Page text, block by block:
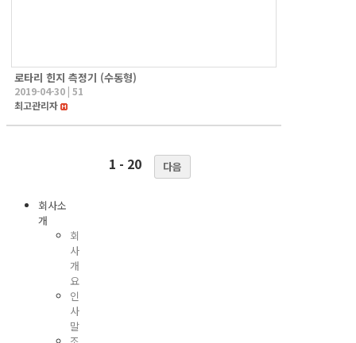
로타리 힌지 측정기 (수동형)
2019-04-30 | 51
최고관리자
1 - 20 다음
회사소
개
회
사
개
요
인
사
말